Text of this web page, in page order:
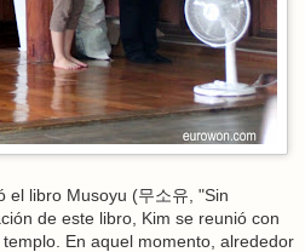
el libro Musoyu (무소유, "Sin
de este libro, Kim se reunió con
En aquel momento, alrededor